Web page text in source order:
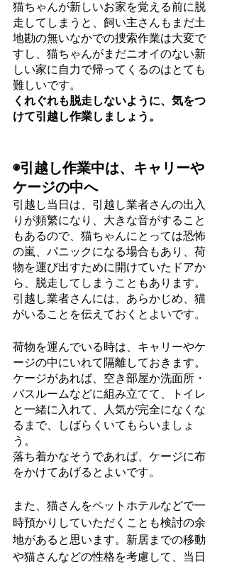
猫ちゃんが新しいお家を覚える前に脱
走してしまうと、飼い主さんもまだ土
地勘の無いなかでの捜索作業は大変で
すし、猫ちゃんがまだニオイのない新
しい家に自力で帰ってくるのはとても
難しいです。
くれぐれも脱走しないように、気をつ
けて引越し作業しましょう。
◉引越し作業中は、キャリーや
ケージの中へ
引越し当日は、引越し業者さんの出入
りが頻繁になり、大きな音がすること
もあるので、猫ちゃんにとっては恐怖
の嵐、パニックになる場合もあり、荷
物を運び出すために開けていたドアか
ら、脱走してしまうこともあります。
引越し業者さんには、あらかじめ、猫
がいることを伝えておくとよいです。
荷物を運んでいる時は、キャリーやケ
ージの中にいれて隔離しておきます。
ケージがあれば、空き部屋か洗面所・
バスルームなどに組み立てて、トイレ
と一緒に入れて、人気が完全になくな
るまで、しばらくいてもらいましょ
う。
落ち着かなそうであれば、ケージに布
をかけてあげるとよいです。
また、猫さんをペットホテルなどで一
時預かりしていただくことも検討の余
地があると思います。新居までの移動
や猫さんなどの性格を考慮して、当日